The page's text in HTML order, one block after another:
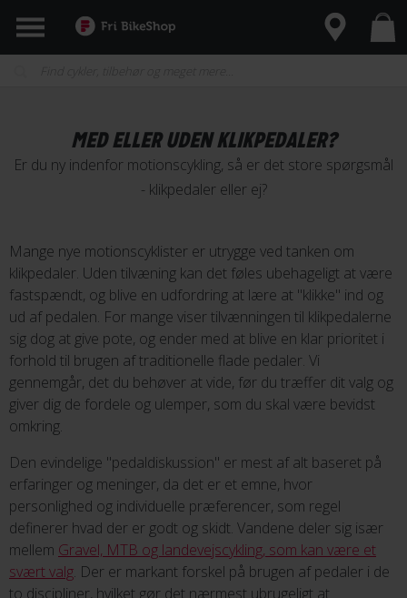
MED ELLER UDEN KLIKPEDALER?
Er du ny indenfor motionscykling, så er det store spørgsmål
- klikpedaler eller ej?
Mange nye motionscyklister er utrygge ved tanken om
klikpedaler. Uden tilvæning kan det føles ubehageligt at være
fastspændt, og blive en udfordring at lære at "klikke" ind og
ud af pedalen. For mange viser tilvænningen til klikpedalerne
sig dog at give pote, og ender med at blive en klar prioritet i
forhold til brugen af traditionelle flade pedaler. Vi
gennemgår, det du behøver at vide, før du træffer dit valg og
giver dig de fordele og ulemper, som du skal være bevidst
omkring.
Den evindelige "pedaldiskussion" er mest af alt baseret på
erfaringer og meninger, da det er et emne, hvor
personlighed og individuelle præferencer, som regel
definerer hvad der er godt og skidt. Vandene deler sig især
mellem Gravel, MTB og landevejscykling, som kan være et
svært valg. Der er markant forskel på brugen af pedaler i de
to discipliner, hvilket gør det nærmest ubrugeligt at